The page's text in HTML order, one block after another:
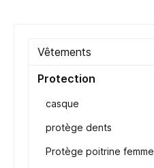
Vêtements
Protection
casque
protège dents
Protège poitrine femme